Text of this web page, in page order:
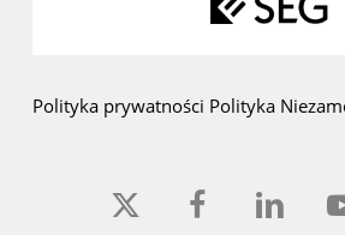
Polityka prywatności Polityka
x-
facebooklinkedin